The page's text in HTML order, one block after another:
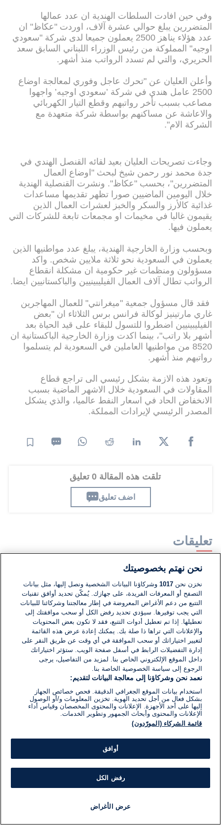
وفي حين افادت السلطات الهندية ان عدد عمالها
المتضررين يبلغ حوالي عشرة آلاف، اوردت "عكاظ" ان
عدد هؤلاء يناهز 2500 يعملون جميعا لدى شركة "سعودي
اوجيه" المملوكة من رئيس الوزراء اللبناني السابق سعد
الحريري، والتي لم تسدد الرواتب منذ أشهر.
وأعلن العليان عن "تحرك عاجل وفوري لمعالجة اوضاع
2500 عامل هندي في شركة ’سعودي اوجيه’ واجهوا
مصاعب بسبب تأخر رواتبهم وقطع التيار الكهربائي
والاعاشة عن مساكنهم بواسطة شركة متعهدة مع
الشركة الام".
وجاءت تصريحات العليان بعيد لقائه القنصل الهندي في
جدة محمد نور رحمن شيخ لبحث "اوضاع العمال
المتضررين"، بحسب "عكاظ". ونشرت القنصلية الهندية
خلال اليومين الماضيين صورا تظهر تقديمها مساعدات
غذائية كالأرز والسكر والخبز لعشرات العمال الذين
يقيمون غالبا في مخيمات او مجمعات تابعة للشركات التي
يعملون فيها.
وبحسب وزارة الخارجية الهندية، يبلغ عدد مواطنيها الذين
يعملون في السعودية نحو ثلاثة ملايين شخص. واكد
مسؤولون ومنظمات غير حكومية ان مشكلة انقطاع
الرواتب تطال آلاف العمال الفيليبينيين والباكستانيين ايضا.
فقد قال مسؤول جمعية "ميغرانتي" للعمال المهاجرين
غاري مارتينيز لوكالة فرانس برس الثلاثاء ان "بعض
الفيليبينيين اضطروا للتسول للبقاء على قيد الحياة بعد
أشهر بلا راتب"، بينما اكدت وزارة الخارجية الباكستانية ان
8520 من مواطنيها العاملين في السعودية لم يتسلموا
رواتبهم منذ أشهر.
وتعود هذه الازمة بشكل رئيسي الى تراجع قطاع
المقاولات في السعودية خلال الاشهر الماضية بسبب
الانخفاض الحاد في اسعار النفط عالميا، والذي يشكل
المصدر الرئيسي لإيرادات المملكة.
تلقت هذه المقالة 0 تعليق
اضف تعليق
تعليقات
لا توجد تعليقات مكتوبة حتى الآن. كن الأول!
اكتب تعليقًا جديدًا ...
نحن نهتم بخصوصيتك
نخزن نحن1017 وشركاؤنا البيانات الشخصية ونصل إليها، مثل بيانات
التصفح أو المعرفات الفريدة، على جهازك. يُمكّن تحديد أوافق تقنيات
التتبع من دعم الأغراض المعروضة في إطار معالجتنا وشركائنا للبيانات
التي يجب توفيرها. سيؤدي تحديد رفض الكل أو سحب موافقتك إلى
تعطيلها. إذا تم تعطيل أدوات التتبع، فقد لا تكون بعض المحتويات
والإعلانات التي تراها ذا صلة بك. يمكنك إعادة عرض هذه القائمة
لتغيير اختياراتك أو سحب الموافقة في أي وقت عن طريق النقر على
إدارة التفضيلات الرابط في أسفل صفحة الويب. ستؤثر اختياراتك
داخل الموقع الإلكتروني الخاص بنا. لمزيد من التفاصيل، يرجى
الرجوع إلى سياسة الخصوصية الخاصة بنا.
نعمد نحن وشركاؤنا إلى معالجة البيانات لتقديم:
استخدام بيانات الموقع الجغرافي الدقيقة. فحص خصائص الجهاز
بشكل فعال من أجل تحديد الهوية. تخزين المعلومات و/أو الوصول
إليها على أحد الأجهزة. الإعلانات والمحتوى المخصصان وقياس أداء
الإعلانات والمحتوى وأبحاث الجمهور وتطوير الخدمات.
قائمة الشركاء (المورّدون)
أوافق
رفض الكل
عرض الأغراض